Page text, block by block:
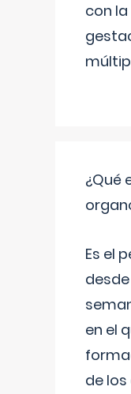
con
¿Qué
Es el
desde
en el
de los